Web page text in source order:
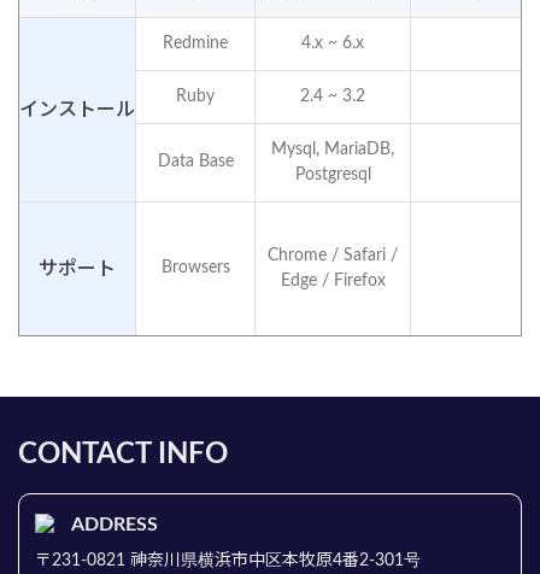
インストール
Redmine 4.x ~ 6.x
Ruby 2.4 ~ 3.2
Data Base
Mysql, MariaDB,
Postgresql
サポート Browsers
Chrome / Safari /
Edge / Firefox
CONTACT INFO
ADDRESS
〒231-0821 神奈川県横浜市中区本牧原4番2-301号